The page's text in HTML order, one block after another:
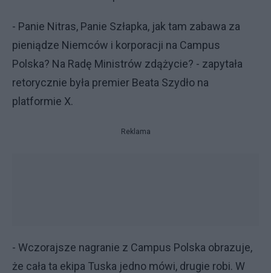
- Panie Nitras, Panie Szłapka, jak tam zabawa za
pieniądze Niemców i korporacji na Campus
Polska? Na Radę Ministrów zdążycie? - zapytała
retorycznie była premier Beata Szydło na
platformie X.
Reklama
- Wczorajsze nagranie z Campus Polska obrazuje,
że cała ta ekipa Tuska jedno mówi, drugie robi. W